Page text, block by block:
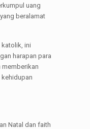
uang
beralamat
katolik, ini
harapan para
memberikan
Natal dan faith